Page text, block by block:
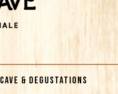
CAVE & DEGUSTATIONS